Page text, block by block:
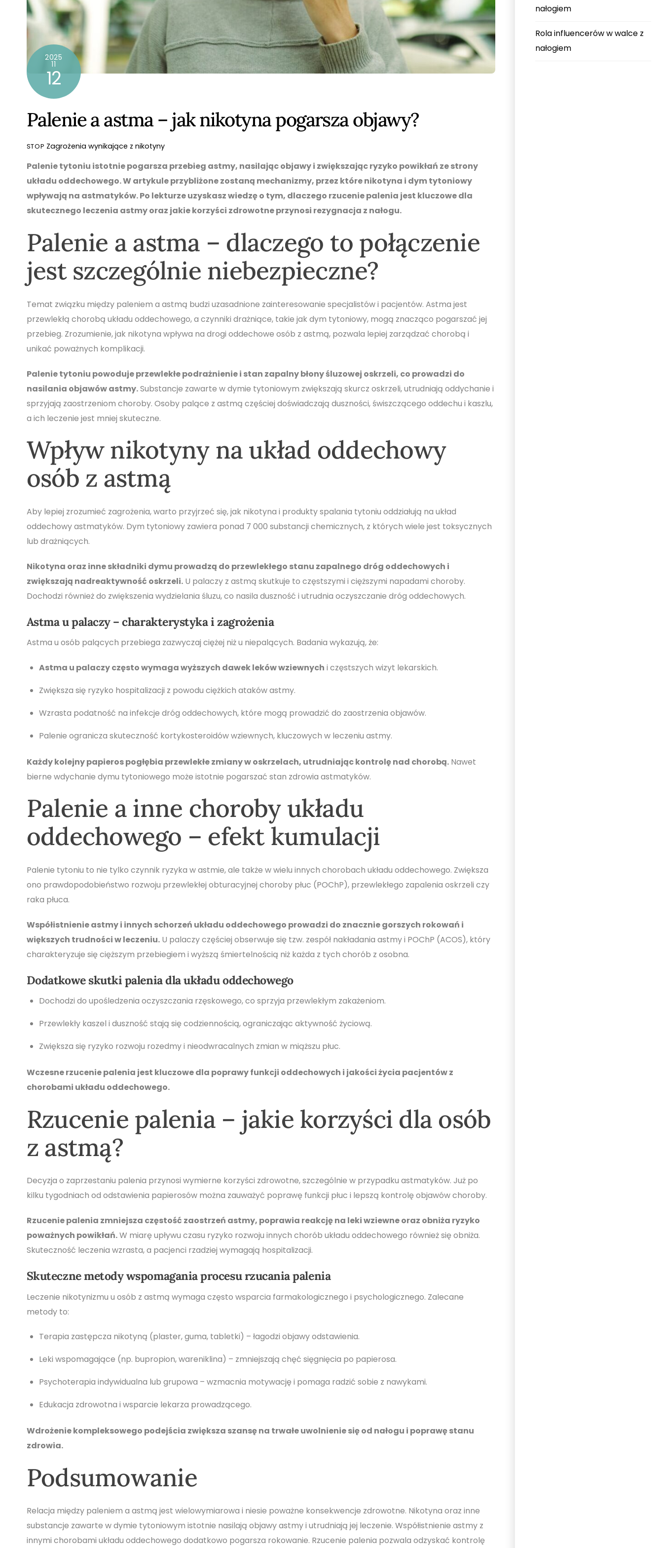
nałogiem
Rola influencerów w walce z
nałogiem
2025
11
12
Palenie a astma – jak nikotyna pogarsza objawy?
STOP Zagrożenia wynikające z nikotyny
Palenie tytoniu istotnie pogarsza przebieg astmy, nasilając objawy i zwiększając ryzyko powikłań ze strony
układu oddechowego. W artykule przybliżone zostaną mechanizmy, przez które nikotyna i dym tytoniowy
wpływają na astmatyków. Po lekturze uzyskasz wiedzę o tym, dlaczego rzucenie palenia jest kluczowe dla
skutecznego leczenia astmy oraz jakie korzyści zdrowotne przynosi rezygnacja z nałogu.
Palenie a astma – dlaczego to połączenie
jest szczególnie niebezpieczne?
Temat związku między paleniem a astmą budzi uzasadnione zainteresowanie specjalistów i pacjentów. Astma jest
przewlekłą chorobą układu oddechowego, a czynniki drażniące, takie jak dym tytoniowy, mogą znacząco pogarszać jej
przebieg. Zrozumienie, jak nikotyna wpływa na drogi oddechowe osób z astmą, pozwala lepiej zarządzać chorobą i
unikać poważnych komplikacji.
Palenie tytoniu powoduje przewlekłe podrażnienie i stan zapalny błony śluzowej oskrzeli, co prowadzi do
nasilania objawów astmy.Substancje zawarte w dymie tytoniowym zwiększają skurcz oskrzeli, utrudniają oddychanie i
sprzyjają zaostrzeniom choroby. Osoby palące z astmą częściej doświadczają duszności, świszczącego oddechu i kaszlu,
a ich leczenie jest mniej skuteczne.
Wpływ nikotyny na układ oddechowy
osób z astmą
Aby lepiej zrozumieć zagrożenia, warto przyjrzeć się, jak nikotyna i produkty spalania tytoniu oddziałują na układ
oddechowy astmatyków. Dym tytoniowy zawiera ponad 7 000 substancji chemicznych, z których wiele jest toksycznych
lub drażniących.
Nikotyna oraz inne składniki dymu prowadzą do przewlekłego stanu zapalnego dróg oddechowych i
zwiększają nadreaktywność oskrzeli.U palaczy z astmą skutkuje to częstszymi i cięższymi napadami choroby.
Dochodzi również do zwiększenia wydzielania śluzu, co nasila duszność i utrudnia oczyszczanie dróg oddechowych.
Astma u palaczy – charakterystyka i zagrożenia
Astma u osób palących przebiega zazwyczaj ciężej niż u niepalących. Badania wykazują, że:
Astma u palaczy często wymaga wyższych dawek leków wziewnych i częstszych wizyt lekarskich.
Zwiększa się ryzyko hospitalizacji z powodu ciężkich ataków astmy.
Wzrasta podatność na infekcje dróg oddechowych, które mogą prowadzić do zaostrzenia objawów.
Palenie ogranicza skuteczność kortykosteroidów wziewnych, kluczowych w leczeniu astmy.
Każdy kolejny papieros pogłębia przewlekłe zmiany w oskrzelach, utrudniając kontrolę nad chorobą.Nawet
bierne wdychanie dymu tytoniowego może istotnie pogarszać stan zdrowia astmatyków.
Palenie a inne choroby układu
oddechowego – efekt kumulacji
Palenie tytoniu to nie tylko czynnik ryzyka w astmie, ale także w wielu innych chorobach układu oddechowego. Zwiększa
ono prawdopodobieństwo rozwoju przewlekłej obturacyjnej choroby płuc (POChP), przewlekłego zapalenia oskrzeli czy
raka płuca.
Współistnienie astmy i innych schorzeń układu oddechowego prowadzi do znacznie gorszych rokowań i
większych trudności w leczeniu.U palaczy częściej obserwuje się tzw. zespół nakładania astmy i POChP (ACOS), który
charakteryzuje się cięższym przebiegiem i wyższą śmiertelnością niż każda z tych chorób z osobna.
Dodatkowe skutki palenia dla układu oddechowego
Dochodzi do upośledzenia oczyszczania rzęskowego, co sprzyja przewlekłym zakażeniom.
Przewlekły kaszel i duszność stają się codziennością, ograniczając aktywność życiową.
Zwiększa się ryzyko rozwoju rozedmy i nieodwracalnych zmian w miąższu płuc.
Wczesne rzucenie palenia jest kluczowe dla poprawy funkcji oddechowych i jakości życia pacjentów z
chorobami układu oddechowego.
Rzucenie palenia – jakie korzyści dla osób
z astmą?
Decyzja o zaprzestaniu palenia przynosi wymierne korzyści zdrowotne, szczególnie w przypadku astmatyków. Już po
kilku tygodniach od odstawienia papierosów można zauważyć poprawę funkcji płuc i lepszą kontrolę objawów choroby.
Rzucenie palenia zmniejsza częstość zaostrzeń astmy, poprawia reakcję na leki wziewne oraz obniża ryzyko
poważnych powikłań.W miarę upływu czasu ryzyko rozwoju innych chorób układu oddechowego również się obniża.
Skuteczność leczenia wzrasta, a pacjenci rzadziej wymagają hospitalizacji.
Skuteczne metody wspomagania procesu rzucania palenia
Leczenie nikotynizmu u osób z astmą wymaga często wsparcia farmakologicznego i psychologicznego. Zalecane
metody to:
Terapia zastępcza nikotyną (plaster, guma, tabletki) – łagodzi objawy odstawienia.
Leki wspomagające (np. bupropion, wareniklina) – zmniejszają chęć sięgnięcia po papierosa.
Psychoterapia indywidualna lub grupowa – wzmacnia motywację i pomaga radzić sobie z nawykami.
Edukacja zdrowotna i wsparcie lekarza prowadzącego.
Wdrożenie kompleksowego podejścia zwiększa szansę na trwałe uwolnienie się od nałogu i poprawę stanu
zdrowia.
Podsumowanie
Relacja między paleniem a astmą jest wielowymiarowa i niesie poważne konsekwencje zdrowotne. Nikotyna oraz inne
substancje zawarte w dymie tytoniowym istotnie nasilają objawy astmy i utrudniają jej leczenie. Współistnienie astmy z
innymi chorobami układu oddechowego dodatkowo pogarsza rokowanie. Rzucenie palenia pozwala odzyskać kontrolę